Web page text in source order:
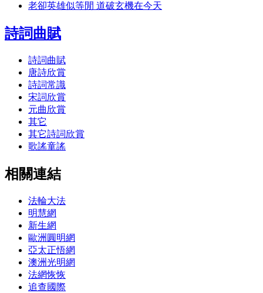
老卻英雄似等閒 道破玄機在今天
詩詞曲賦
詩詞曲賦
唐詩欣賞
詩詞常識
宋詞欣賞
元曲欣賞
其它
其它詩詞欣賞
歌謠童謠
相關連結
法輪大法
明慧網
新生網
歐洲圓明網
亞太正悟網
澳洲光明網
法網恢恢
追查國際